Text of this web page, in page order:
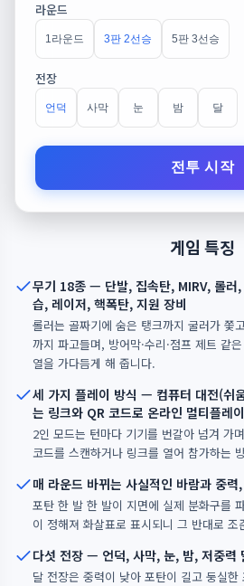
라운드
1라운드 3판 2선승 5판 3선승
전장
언덕 사막 눈 밤 달
전투 시작
게임 특징
무기 18종 — 단발, 집속탄, MIRV, 롤러
습, 레이저, 핵폭탄, 지원 장비
롤러는 골짜기에 숨은 탱크까지 굴러가 쫓
까지 파고들며, 방어막·수리·점프 제트 같
열을 가다듬게 해 줍니다.
세 가지 플레이 방식 — 컴퓨터 대전(쉬
는 링크와 QR 코드로 온라인 멀티플레이
2인 모드는 턴마다 기기를 번갈아 넘겨 가
코드를 스캔하거나 링크를 열어 참가하는
매 라운드 바뀌는 사실적인 바람과 중
포탄 한 발 한 발이 지면에 실제 분화구를
이 정해져 화살표로 표시되니 그 반대로 조
다섯 전장 — 언덕, 사막, 눈, 밤, 저중력
달 전장은 중력이 낮아 포탄이 길고 둥실